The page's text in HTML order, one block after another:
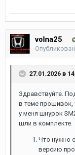
volna25
27.01.2026 в
Здравствуйте.
в теме прошивок,
у меня шнурок
шли в комплекте.
Что нужно
версию